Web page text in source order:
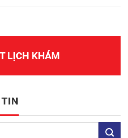
LỊCH KHÁM